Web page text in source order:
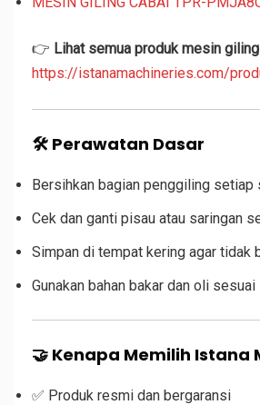
👉 Lihat semua produk mesin
https://istanamachineries.com/
🛠️ Perawatan Dasar
Bersihkan bagian penggiling setiap
Cek dan ganti pisau atau saringan
Simpan di tempat kering agar tidak
Gunakan bahan bakar dan oli
🤝 Kenapa Memilih Istana
✅ Produk resmi dan bergaransi